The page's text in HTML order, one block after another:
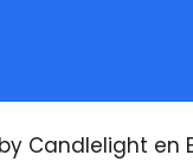
Candlelight en